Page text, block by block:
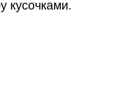
кусочками.